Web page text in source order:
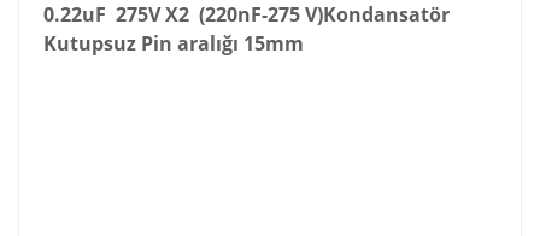
0.22uF 275V X2 (220nF-275 V)Kondansatör
Kutupsuz Pin aralığı 15mm